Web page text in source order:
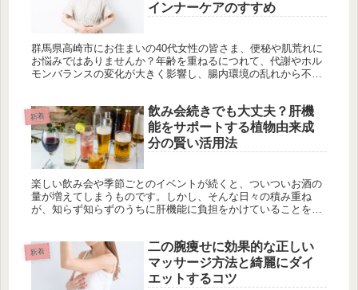
インナーケアのすすめ
群馬県高崎市にお住まいの40代女性の皆さま、便秘や肌荒れに
お悩みではありませんか？年齢を重ねるにつれて、代謝やホル
モンバランスの変化が大きく影響し、腸内環境の乱れから不調
新着
飲み会続きでも大丈夫？肝機
能をサポートする植物由来成
分の賢い活用法
楽しい飲み会や季節ごとのイベントが続くと、ついついお酒の
量が増えてしまうものです。しかし、そんな日々の積み重ね
が、知らず知らずのうちに肝機能に負担をかけていることをご
新着
二の腕痩せに効果的な正しい
マッサージ方法と綺麗にダイ
エットするコツ